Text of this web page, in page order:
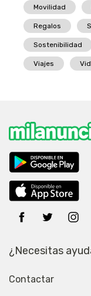
Movilidad
Regalos
Sostenibilidad
Viajes
¿Necesitas
Contactar